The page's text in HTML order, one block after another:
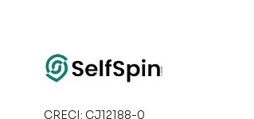
CRECI: CJ12188-0